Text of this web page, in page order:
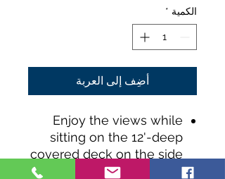
الكمية *
أضِف إلى العربة
Enjoy the views while
sitting on the 12'-deep
covered deck on the side
of this 1,126 square foot